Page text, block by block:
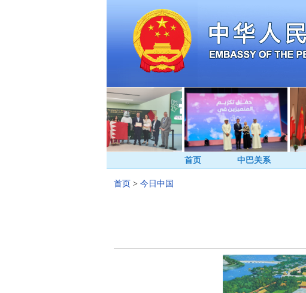
首页 中巴关系
首页 > 今日中国